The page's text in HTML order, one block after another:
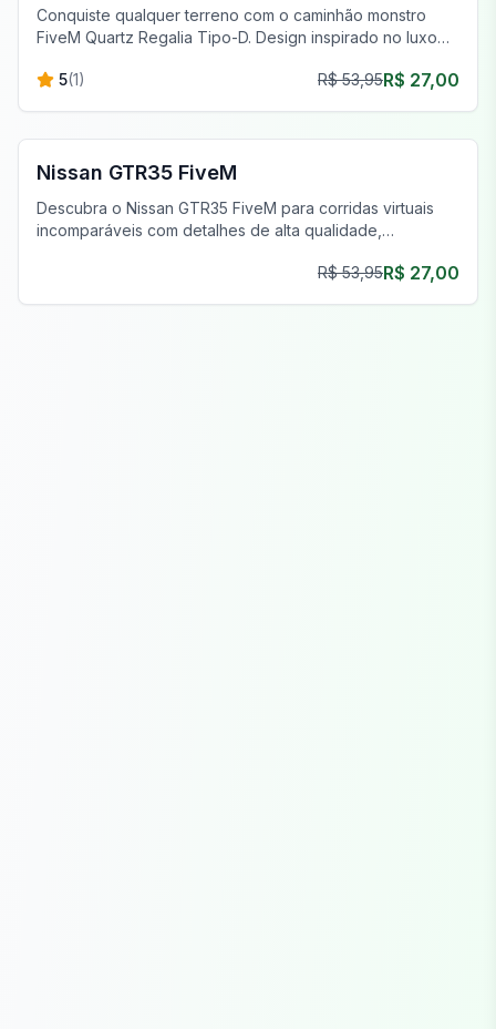
Conquiste qualquer terreno com o caminhão monstro
FiveM Quartz Regalia Tipo-D. Design inspirado no luxo
5(1) R$ 53,95R$ 27,00
FiveM Carros Esportivos & Supercarros
Nissan GTR35 FiveM
Descubra o Nissan GTR35 FiveM para corridas virtuais
incomparáveis com detalhes de alta qualidade,
R$ 53,95R$ 27,00